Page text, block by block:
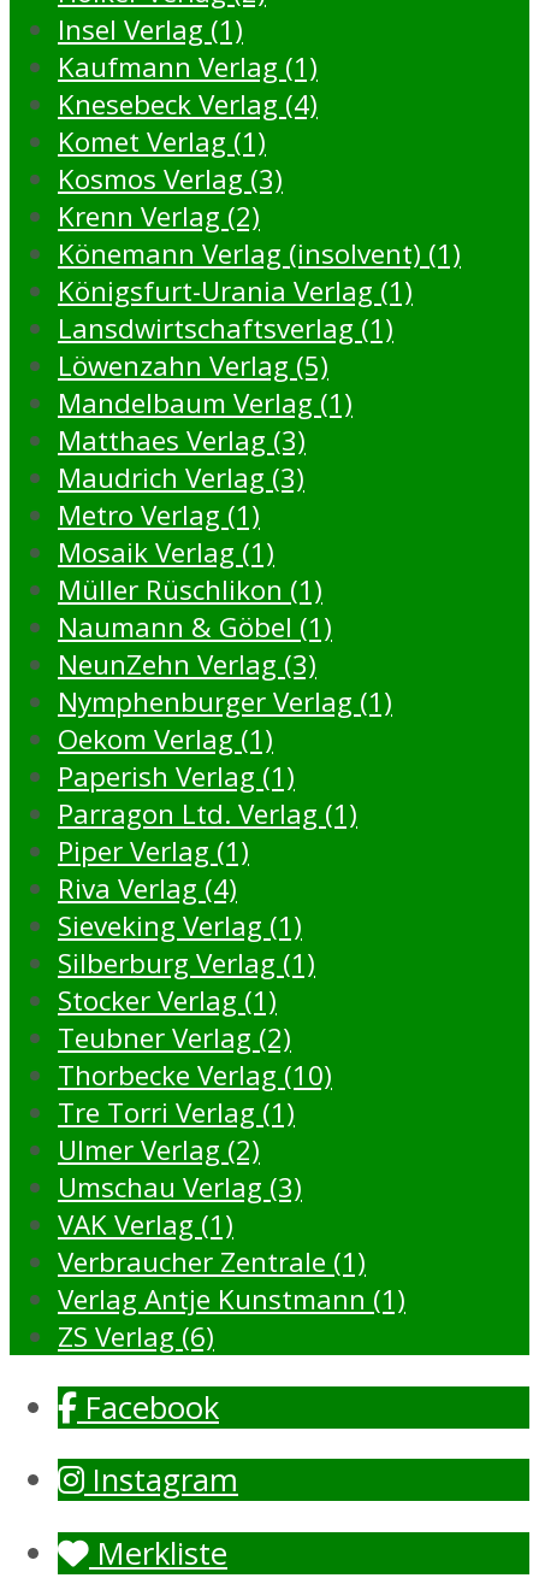
Insel Verlag (1)
Kaufmann Verlag (1)
Knesebeck Verlag (4)
Komet Verlag (1)
Kosmos Verlag (3)
Krenn Verlag (2)
Könemann Verlag (insolvent) (1)
Königsfurt-Urania Verlag (1)
Lansdwirtschaftsverlag (1)
Löwenzahn Verlag (5)
Mandelbaum Verlag (1)
Matthaes Verlag (3)
Maudrich Verlag (3)
Metro Verlag (1)
Mosaik Verlag (1)
Müller Rüschlikon (1)
Naumann & Göbel (1)
NeunZehn Verlag (3)
Nymphenburger Verlag (1)
Oekom Verlag (1)
Paperish Verlag (1)
Parragon Ltd. Verlag (1)
Piper Verlag (1)
Riva Verlag (4)
Sieveking Verlag (1)
Silberburg Verlag (1)
Stocker Verlag (1)
Teubner Verlag (2)
Thorbecke Verlag (10)
Tre Torri Verlag (1)
Ulmer Verlag (2)
Umschau Verlag (3)
VAK Verlag (1)
Verbraucher Zentrale (1)
Verlag Antje Kunstmann (1)
ZS Verlag (6)
Facebook
Instagram
Merkliste